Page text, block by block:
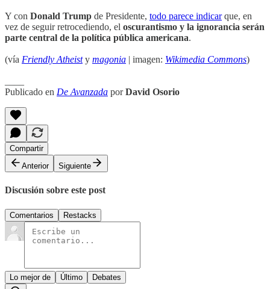
Y con Donald Trump de Presidente, todo parece indicarque, en
vez de seguir retrocediendo, el oscurantismo y la ignorancia serán
parte central de la política pública americana.
(vía Friendly Atheisty magonia | imagen: Wikimedia Commons)
Publicado en De Avanzada porDavid Osorio
Compartir
Anterior
Siguiente
Discusión sobre este post
Comentarios Restacks
Lo mejor de Último Debates